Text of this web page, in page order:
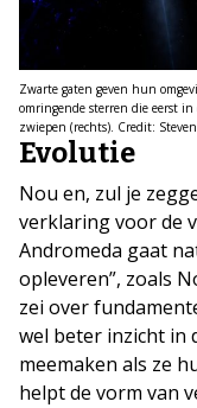
Zwarte gaten geven hun
omringende sterren die eerst
zwiepen (rechts). Credit:
Evolutie
Nou en, zul je
verklaring voor de
Andromeda gaat
opleveren”, zoals
zei over
wel beter inzicht in
meemaken als ze
helpt de vorm van